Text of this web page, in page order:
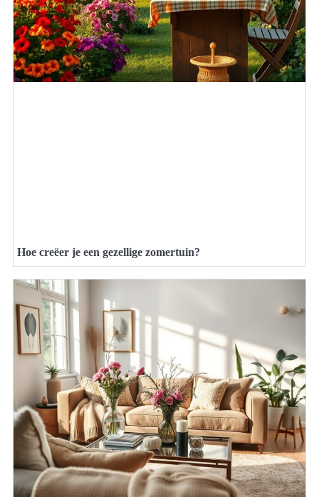
Hoe creëer je een gezellige zomertuin?